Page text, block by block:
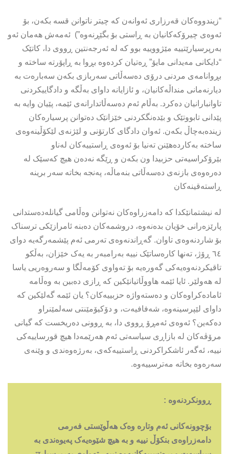
“زیندووەکان قەرزاری ئەوانەن کە چیتر ناتوانن قسە بکەن، بۆ
ئەوەی چیرۆکەکانیان بە ڕاستی بۆ بگێڕنەوە”) ئەمەش هەمان ئەو
بەرپرسیارێتییە مێژووییە بوو کە لە ئەرجەنتین ڕووی دا، کاتێک
“دایکانی مەیدانی مایۆ” ڕەتیان کردەوە بڕوا بە ڕاپۆرتە ساختە و
بڕوانامەی مردنی درۆی دەسەڵاتی سەربازی بکەن سەبارەت بە
دیارنەمانی منداڵەکانیان، و ئازایانە داوای بەڵگە و دادگاییکردنی
تاوانبارانیان دەکرد. بەڵام ئەم دەسەڵاتدارانەی ئێمە، پێیان وایە بە
پێدانی تابووتێک و بێدەنگکردنی خێزانێک دەتوانن پرسیارەکان
زیندەبەچاڵ بکەن. ئەوان دادگای کارتۆنی و لێژنەی لێکۆڵینەوەی
ساختە بەکاردەهێنن تەنیا بۆ ئەوەی ڕاستییەکان لەناو
بێرۆکراسیەتی حزبیدا ون بکەن و ڕێگە نەدەن هیچ کەسێک لە
دەرەوەی بازنەی دەسەڵاتی بنەماڵە، پەنجە بخاتە سەر برینە
ڕاستەقینەکان
لە نیشتمانێکدا کە دامەزراوەکان نەتوانن وەڵامی گیانلەدەستدانی
پارێزەرانی خۆیان بدەنەوە، دروشمەکان دەبنە ئامرازێکی ترسناک
بۆ شاردنەوەی تاوان. گەڕاندنەوەی تەرمی ئەم پێشمەرگەیە دوای
٦٤ ڕۆژ، تەنها کارەساتێک نییە بەرامبەر بە یەک خێزان، بەڵکو
تاقیکردنەوەیەکی گەورەیە بۆ تەواوی کۆمەڵگا و سەروەریی یاسا
لە هەولێر. ئایا ئێمە هاووڵاتیانێکین کە ڕازی دەبین بە وەڵامە
ئامادەکراوەکان و دەستەواژە حزبییەکان؟ یان ئێمە گەلێکین کە
داوای لێپرسینەوە، شەفافیەت، و دۆکیۆمێنتی سەلمێنراو
دەکەین؟ ئەوەی ئەمڕۆ ڕووی دا، بە ڕوونی دەریخست کە گیانی
مرۆڤەکان لە بازاڕی سیاسەتی ئەم هەرێمەدا هیچ قورساییەکی
نییە، ئەگەر ئاشکراکردنی ڕاستییەکەی، بەرژەوەندی و وێنەی
سەرەوە بخاتە مەترسییەوە.
ڕوونکردنەوە :
بۆچوونەکانی ئەم وتارە وەک هەڵوێستی فەرمی
دامەزراوەی بنکۆڵ نییە و بە هیچ شێوەیەک پەیوەندى بە